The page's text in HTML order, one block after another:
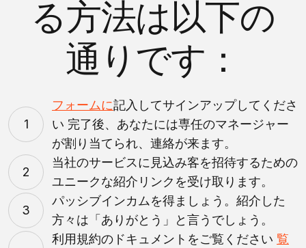
る方法は以下の
通りです：
1
フォームに記入してサインアップしてくださ
い 完了後、あなたには専任のマネージャー
が割り当てられ、連絡が来ます。
2
当社のサービスに見込み客を招待するための
ユニークな紹介リンクを受け取ります。
3
パッシブインカムを得ましょう。紹介した
方々は「ありがとう」と言うでしょう。
利用規約のドキュメントをご覧ください 覧